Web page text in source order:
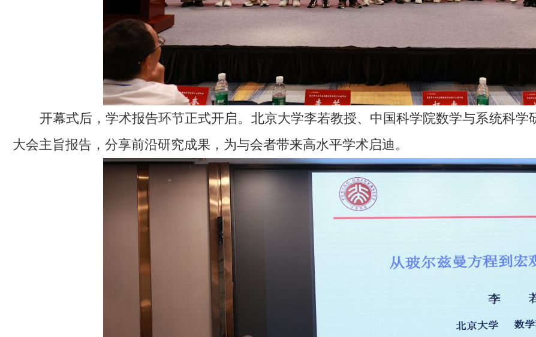
开幕式后，学术报告环节正式开启。北京大学李若教授、中国科学院数学与系统科
大会主旨报告，分享前沿研究成果，为与会者带来高水平学术启迪。